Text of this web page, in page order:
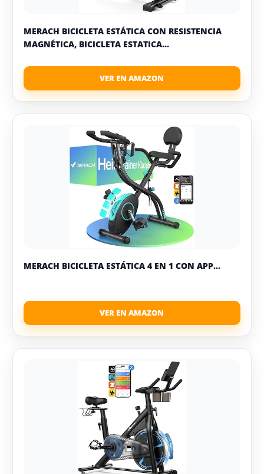
MERACH BICICLETA ESTÁTICA CON RESISTENCIA
MAGNÉTICA, BICICLETA ESTATICA...
MERACH BICICLETA ESTÁTICA 4 EN 1 CON APP...